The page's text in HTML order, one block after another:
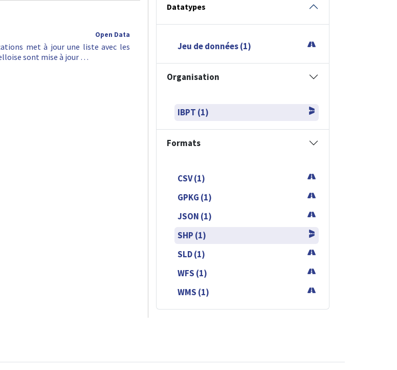
Open Data
met à jour une liste avec les
sont mise à jour …
Datatypes
Jeu de données (1)
Organisation
IBPT (1)
Formats
CSV (1)
GPKG (1)
JSON (1)
SHP (1)
SLD (1)
WFS (1)
WMS (1)